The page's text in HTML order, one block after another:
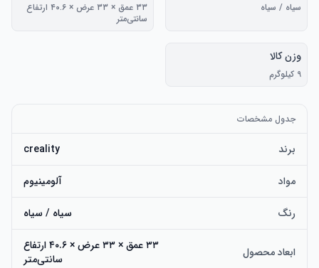
سیاه / سیاه
۳۳ عمق × ۳۳ عرض × ۴۰.۶ ارتفاع
سانتی‌متر
وزن کالا
۹ کیلوگرم
جدول مشخصات
برند creality
مواد آلومینیوم
رنگ سیاه / سیاه
ابعاد محصول
۳۳ عمق × ۳۳ عرض × ۴۰.۶ ارتفاع
سانتی‌متر